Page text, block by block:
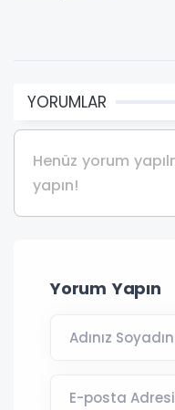
YORUMLAR
Henüz yorum
yapın!
Yorum Yapın